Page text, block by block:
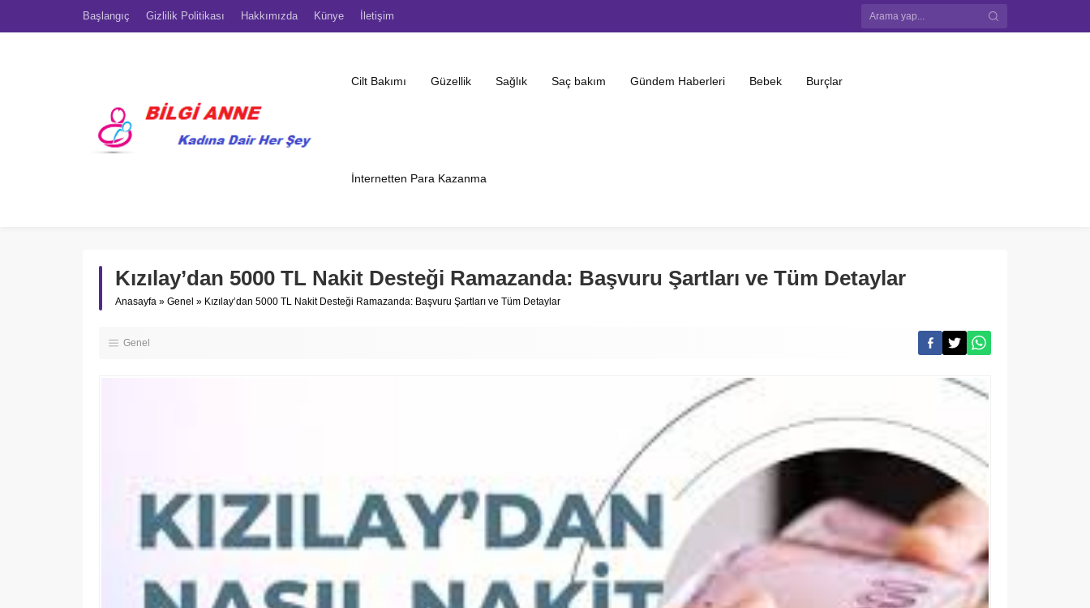
Başlangıç Gizlilik Politikası Hakkımızda Künye İletişim
Cilt Bakımı Güzellik Sağlık Saç bakım Gündem Haberleri Bebek Burçlar
İnternetten Para Kazanma
Kızılay’dan 5000 TL Nakit Desteği Ramazanda: Başvuru Şartları ve Tüm Detaylar
Anasayfa » Genel » Kızılay’dan 5000 TL Nakit Desteği Ramazanda: Başvuru Şartları ve Tüm Detaylar
Genel